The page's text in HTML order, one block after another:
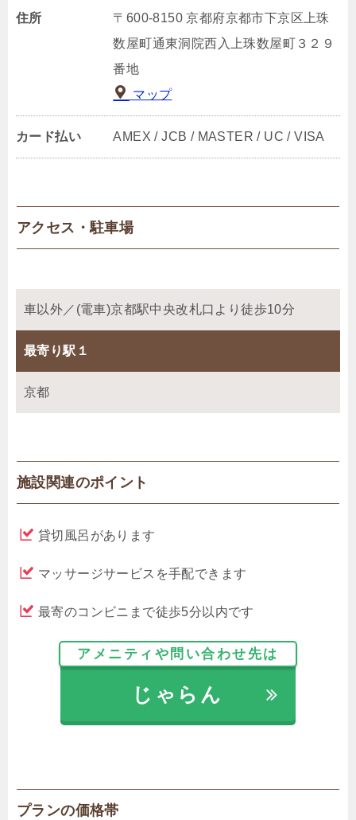
住所
〒600-8150 京都府京都市下京区上珠
数屋町通東洞院西入上珠数屋町３２９
番地
マップ
カード払い AMEX / JCB / MASTER / UC / VISA
アクセス・駐車場
車以外／(電車)京都駅中央改札口より徒歩10分
最寄り駅１
京都
施設関連のポイント
貸切風呂があります
マッサージサービスを手配できます
最寄のコンビニまで徒歩5分以内です
アメニティや問い合わせ先は
じゃらん
プランの価格帯